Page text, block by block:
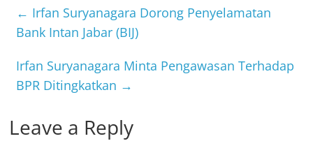
b
o
o
k
← Irfan Suryanagara Dorong Penyelamatan
Bank Intan Jabar (BIJ)
Irfan Suryanagara Minta Pengawasan Terhadap
BPR Ditingkatkan →
Leave a Reply